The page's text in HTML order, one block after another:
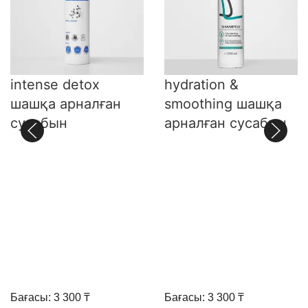
intense detox
шашқа арналған
сусабын
Бағасы: 3 300 ₸
hydration &
smoothing шашқа
арналған сусабын
Бағасы: 3 300 ₸